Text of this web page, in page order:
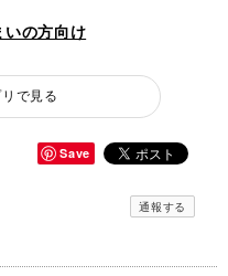
いの方向け
で見る
Save
通報する